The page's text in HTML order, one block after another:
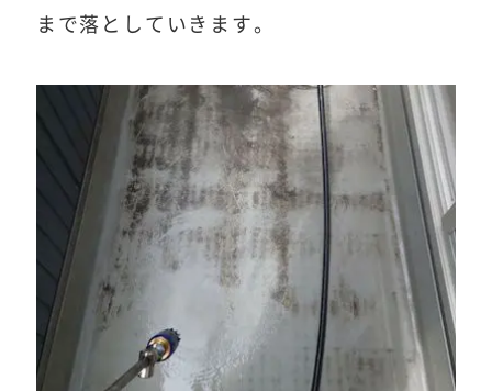
まで落としていきます。